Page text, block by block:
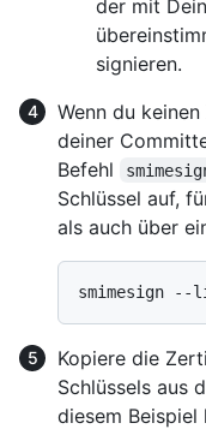
der mit
signieren.
Wenn du
deiner
Befehl
Schlüssel auf,
als auch über
Kopiere die
Schlüssels aus
diesem